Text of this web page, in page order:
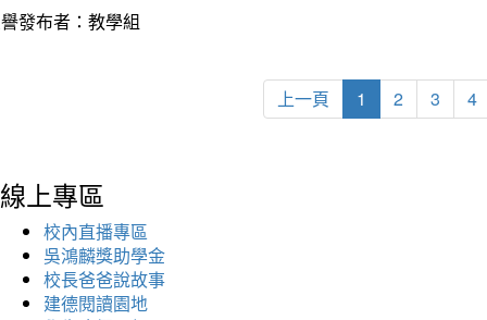
發布者：教學組
上一頁 1 2 3 4
線上專區
校內直播專區
吳鴻麟獎助學金
校長爸爸說故事
建德閱讀園地